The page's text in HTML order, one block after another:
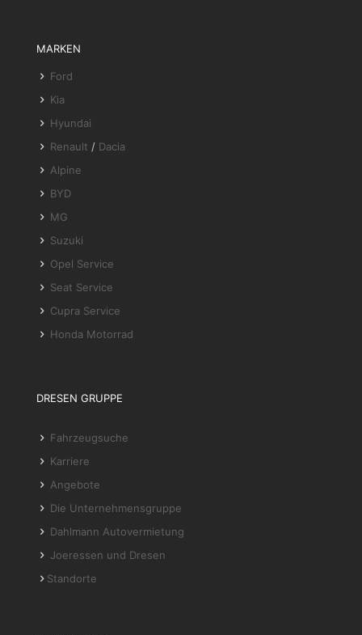
MARKEN
Ford
Kia
Hyundai
Renault / Dacia
Alpine
BYD
MG
Suzuki
Opel Service
Seat Service
Cupra Service
Honda Motorrad
DRESEN GRUPPE
Fahrzeugsuche
Karriere
Angebote
Die Unternehmensgruppe
Dahlmann Autovermietung
Joeressen und Dresen
Standorte